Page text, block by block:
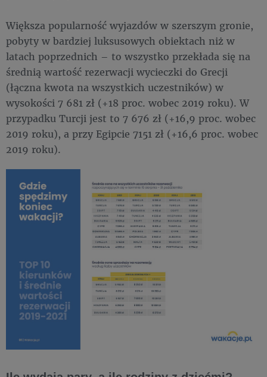
Większa popularność wyjazdów w szerszym gronie,
pobyty w bardziej luksusowych obiektach niż w
latach poprzednich – to wszystko przekłada się na
średnią wartość rezerwacji wycieczki do Grecji
(łączna kwota na wszystkich uczestników) w
wysokości 7 681 zł (+18 proc. wobec 2019 roku). W
przypadku Turcji jest to 7 676 zł (+16,9 proc. wobec
2019 roku), a przy Egipcie 7151 zł (+16,6 proc. wobec
2019 roku).